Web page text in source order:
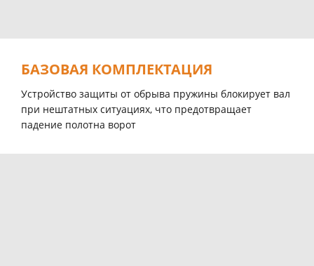
БАЗОВАЯ КОМПЛЕКТАЦИЯ
Устройство защиты от обрыва пружины блокирует вал
при нештатных ситуациях, что предотвращает
падение полотна ворот